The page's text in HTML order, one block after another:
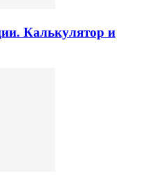
Калькулятор и